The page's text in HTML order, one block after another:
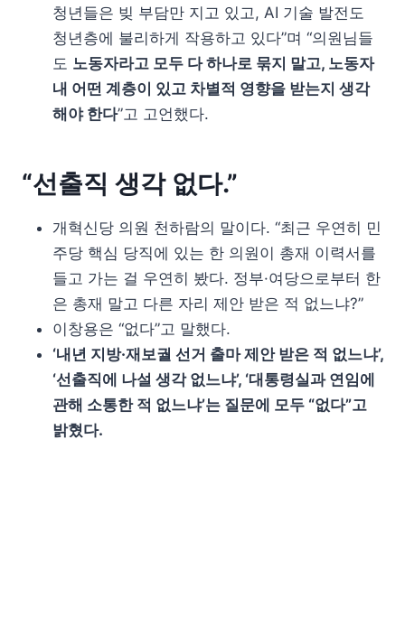
청년들은 빚 부담만 지고 있고, AI 기술 발전도
청년층에 불리하게 작용하고 있다”며 “의원님들
도 노동자라고 모두 다 하나로 묶지 말고, 노동자
내 어떤 계층이 있고 차별적 영향을 받는지 생각
해야 한다”고 고언했다.
“선출직 생각 없다.”
개혁신당 의원 천하람의 말이다. “최근 우연히 민
주당 핵심 당직에 있는 한 의원이 총재 이력서를
들고 가는 걸 우연히 봤다. 정부·여당으로부터 한
은 총재 말고 다른 자리 제안 받은 적 없느냐?”
이창용은 “없다”고 말했다.
‘내년 지방·재보궐 선거 출마 제안 받은 적 없느냐’,
‘선출직에 나설 생각 없느냐’, ‘대통령실과 연임에
관해 소통한 적 없느냐’는 질문에 모두 “없다”고
밝혔다.